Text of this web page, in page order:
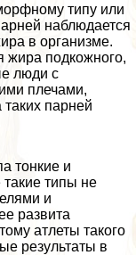
типу или
наблюдается
в организме.
жира подкожного,
люди с
плечами,
таких парней
тонкие и
типы не
и
развита
атлеты такого
результаты в